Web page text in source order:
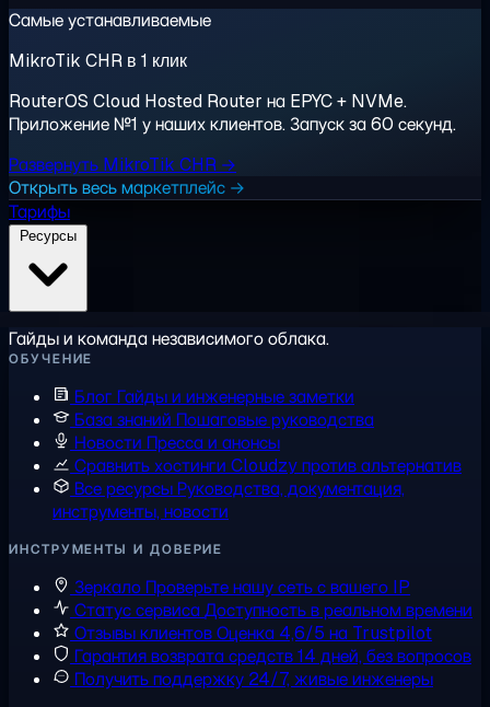
Самые устанавливаемые
MikroTik CHR в 1 клик
RouterOS Cloud Hosted Router на EPYC + NVMe.
Приложение №1 у наших клиентов. Запуск за 60 секунд.
Развернуть MikroTik CHR →
Открыть весь маркетплейс →
Тарифы
Гайды и команда независимого облака.
ОБУЧЕНИЕ
Блог Гайды и инженерные заметки
База знаний Пошаговые руководства
Новости Пресса и анонсы
Сравнить хостинги Cloudzy против альтернатив
Все ресурсыРуководства, документация,
инструменты, новости
ИНСТРУМЕНТЫ И ДОВЕРИЕ
Зеркало Проверьте нашу сеть с вашего IP
Статус сервисаДоступность в реальном времени
Отзывы клиентовОценка 4,6/5 на Trustpilot
Гарантия возврата средств14 дней, без вопросов
Получить поддержку 24/7, живые инженеры